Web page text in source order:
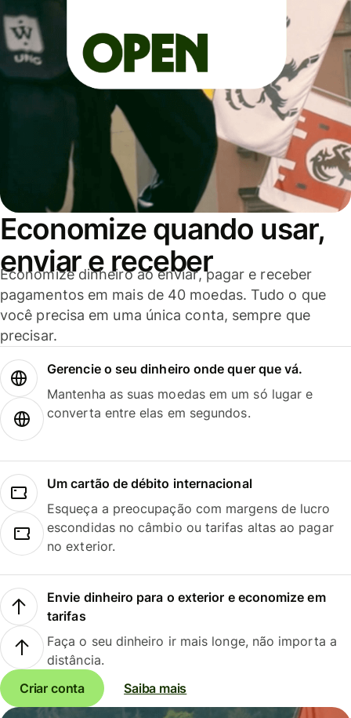
Economize quando usar,
enviar e receber
Economize dinheiro ao enviar, pagar e receber
pagamentos em mais de 40 moedas. Tudo o que
você precisa em uma única conta, sempre que
precisar.
Gerencie o seu dinheiro onde quer que vá.
Mantenha as suas moedas em um só lugar e
converta entre elas em segundos.
Um cartão de débito internacional
Esqueça a preocupação com margens de lucro
escondidas no câmbio ou tarifas altas ao pagar
no exterior.
Envie dinheiro para o exterior e economize em
tarifas
Faça o seu dinheiro ir mais longe, não importa a
distância.
Criar conta
Saiba mais